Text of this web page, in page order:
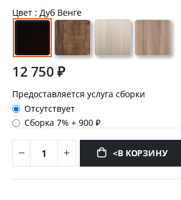
Цвет : Дуб Венге
12 750 ₽
Предоставляется услуга сборки
Отсутствует
Сборка 7%+900 ₽
<В КОРЗИНУ